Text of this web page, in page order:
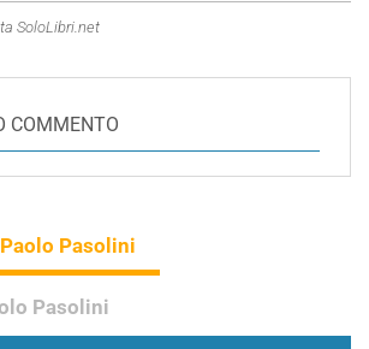
SoloLibri.net
COMMENTO
Pasolini
Pasolini